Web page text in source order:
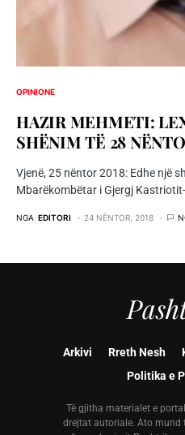
OPINIONE
HAZIR MEHMETI:
SHËNIM TË 28
Vjenë, 25 nëntor 2018: Edhe një
Mbarëkombëtar i Gjergj
NGA EDITORI 24 NËNTOR, 2018
Arkivi Rreth Nesh
Politika e
Të gjitha materialet e
drejtat autoriale. Ato mund